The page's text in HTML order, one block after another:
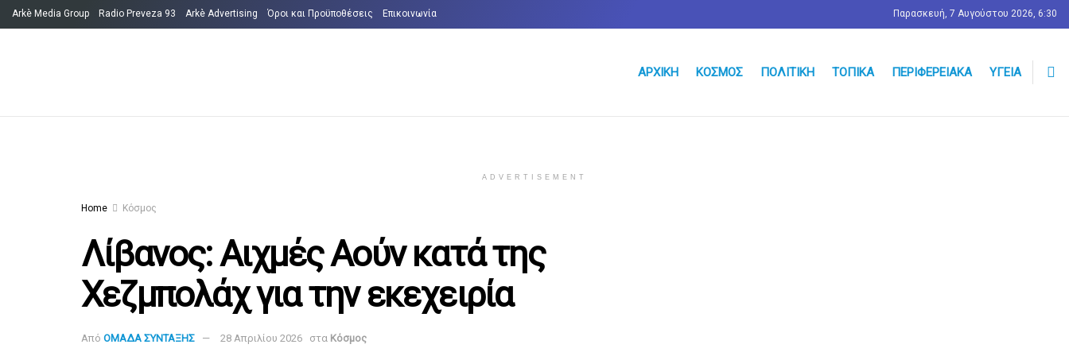
Arkè Media Group Radio Preveza 93 Arkè Advertising Όροι και Προϋποθέσεις Επικοινωνία Παρασκευή, 7 Αυγούστου 2026, 6:30
ΑΡΧΙΚΉ ΚΌΣΜΟΣ ΠΟΛΙΤΙΚΉ ΤΟΠΙΚΆ ΠΕΡΙΦΕΡΕΙΑΚΆ ΥΓΕΊΑ
ADVERTISEMENT
Home Κόσμος
Λίβανος: Αιχμές Αούν κατά της
Χεζμπολάχ για την εκεχειρία
Από ΟΜΑΔΑ ΣΥΝΤΑΞΗΣ 28 Απριλίου 2026 στα Κόσμος